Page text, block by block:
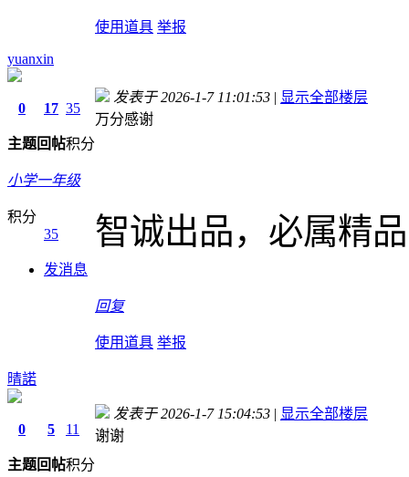
使用道具 举报
yuanxin
0
主题
17
回帖
35
积分
小学一年级
积分
35
发消息
发表于 2026-1-7 11:01:53 | 显示全部楼层
万分感谢
智诚出品，必属精
回复
使用道具 举报
晴諾
0
主题
5
回帖
11
积分
发表于 2026-1-7 15:04:53 | 显示全部楼层
谢谢